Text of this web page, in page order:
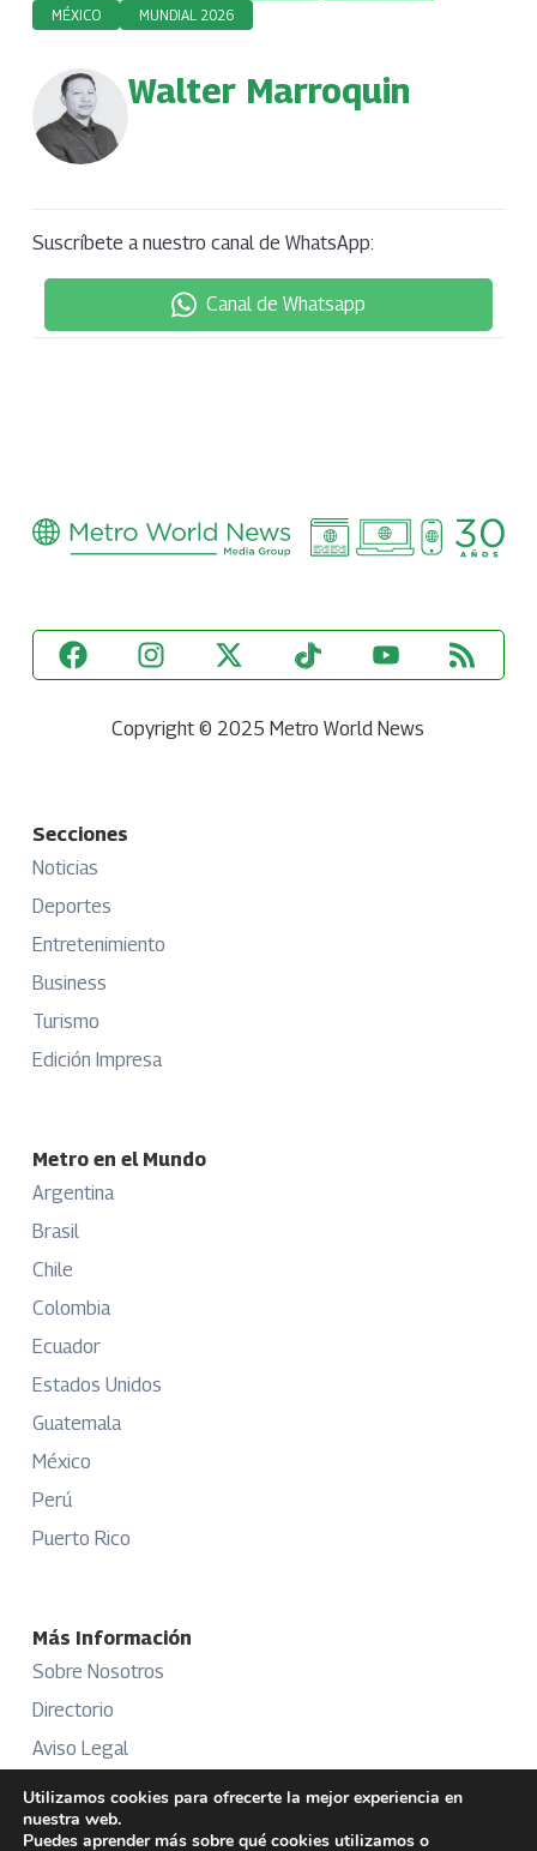
MÉXICO
MUNDIAL 2026
Walter Marroquin
Suscríbete a nuestro canal de WhatsApp:
Canal de Whatsapp
Copyright © 2025 Metro World News
Secciones
Noticias
Deportes
Entretenimiento
Business
Turismo
Edición Impresa
Metro en el Mundo
Argentina
Brasil
Chile
Colombia
Ecuador
Estados Unidos
Guatemala
México
Perú
Puerto Rico
Más Información
Sobre Nosotros
Directorio
Aviso Legal
Términos y Condiciones
Publicidad
Utilizamos cookies para ofrecerte la mejor experiencia en
nuestra web.
Puedes aprender más sobre qué cookies utilizamos o